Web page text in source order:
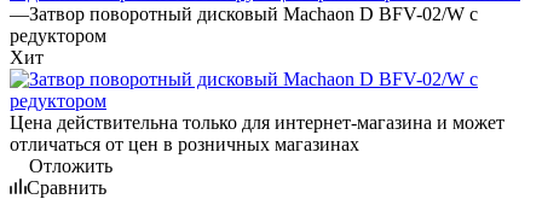
—Затвор поворотный дисковый Machaon D BFV-02/W с
редуктором
Хит
Цена действительна только для интернет-магазина и может
отличаться от цен в розничных магазинах
Отложить
Сравнить